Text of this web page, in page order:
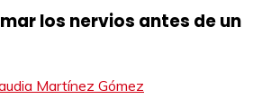
los nervios antes de un
Martínez Gómez